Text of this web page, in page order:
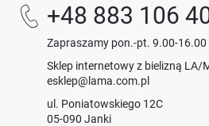
+48 883 106
Zapraszamy pon.-pt. 9.00-16.00
Sklep internetowy z bielizną LA/
esklep@lama.com.pl
ul. Poniatowskiego 12C
05-090 Janki